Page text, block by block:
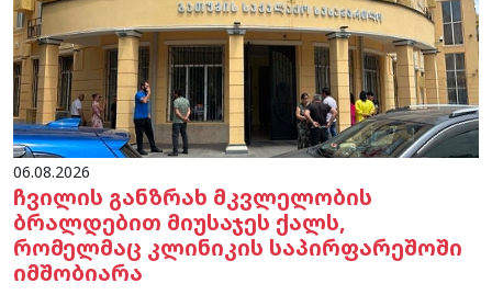
06.08.2026
ჩვილის განზრახ მკვლელობის
ბრალდებით მიუსაჯეს ქალს,
რომელმაც კლინიკის საპირფარეშოში
იმშობიარა